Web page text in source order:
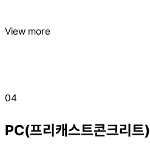
View more
04
PC(프리캐스트콘크리트)